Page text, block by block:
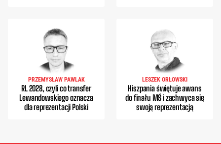
PRZEMYSŁAW PAWLAK
RL 2028, czyli co transfer
Lewandowskiego oznacza
dla reprezentacji Polski
LESZEK ORŁOWSKI
Hiszpania świętuje awans
do finału MŚ i zachwyca się
swoją reprezentacją